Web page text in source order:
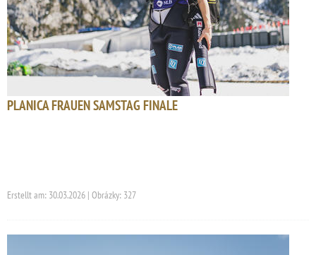
PLANICA FRAUEN SAMSTAG FINALE
Erstellt am: 30.03.2026 | Obrázky: 327